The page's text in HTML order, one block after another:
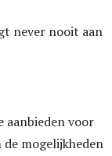
never nooit aan
aanbieden voor
mogelijkheden